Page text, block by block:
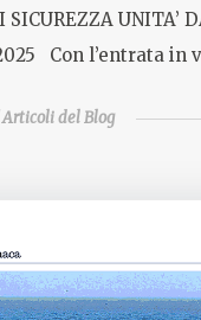
UNITA’
Con l’entrata in
Articoli del Blog